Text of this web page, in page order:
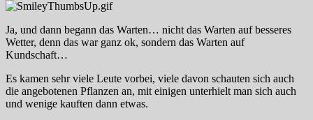
Ja, und dann begann das Warten… nicht das Warten auf besseres
Wetter, denn das war ganz ok, sondern das Warten auf
Kundschaft…
Es kamen sehr viele Leute vorbei, viele davon schauten sich auch
die angebotenen Pflanzen an, mit einigen unterhielt man sich auch
und wenige kauften dann etwas.